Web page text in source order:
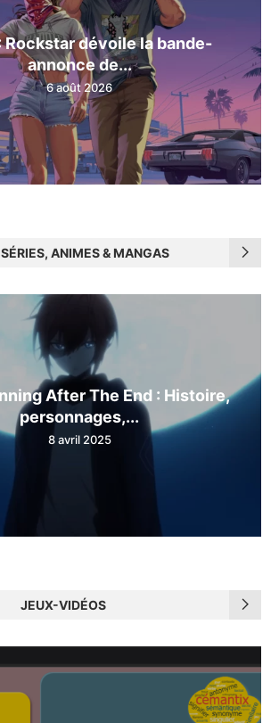
Rockstar dévoile la bande-
annonce de...
6 août 2026
ANIMES & MANGAS
After The End : Histoire,
personnages,...
8 avril 2025
JEUX-VIDÉOS